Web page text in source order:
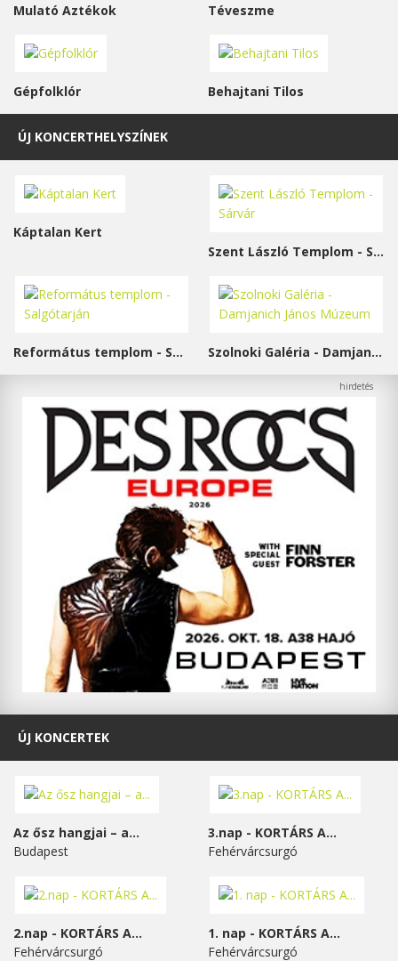
Mulató Aztékok Téveszme
Gépfolklór Behajtani Tilos
ÚJ KONCERTHELYSZÍNEK
Káptalan Kert
Szent László Templom - Sárvár
Református templom - Salgótarján Szolnoki Galéria - Damjanich János Múzeum
ÚJ KONCERTEK
Az ősz hangjai – a...
Budapest
3.nap - KORTÁRS A...
Fehérvárcsurgó
2.nap - KORTÁRS A...
Fehérvárcsurgó
1. nap - KORTÁRS A...
Fehérvárcsurgó